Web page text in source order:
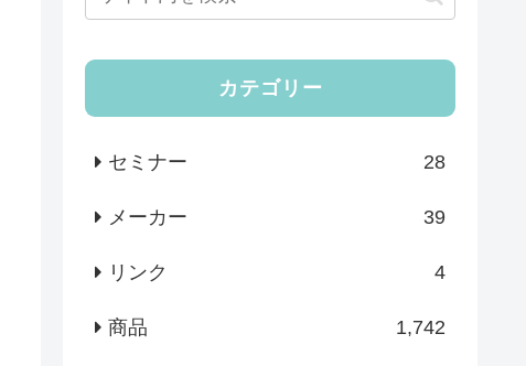
カテゴリー
セミナー 28
メーカー 39
リンク 4
商品 1,742